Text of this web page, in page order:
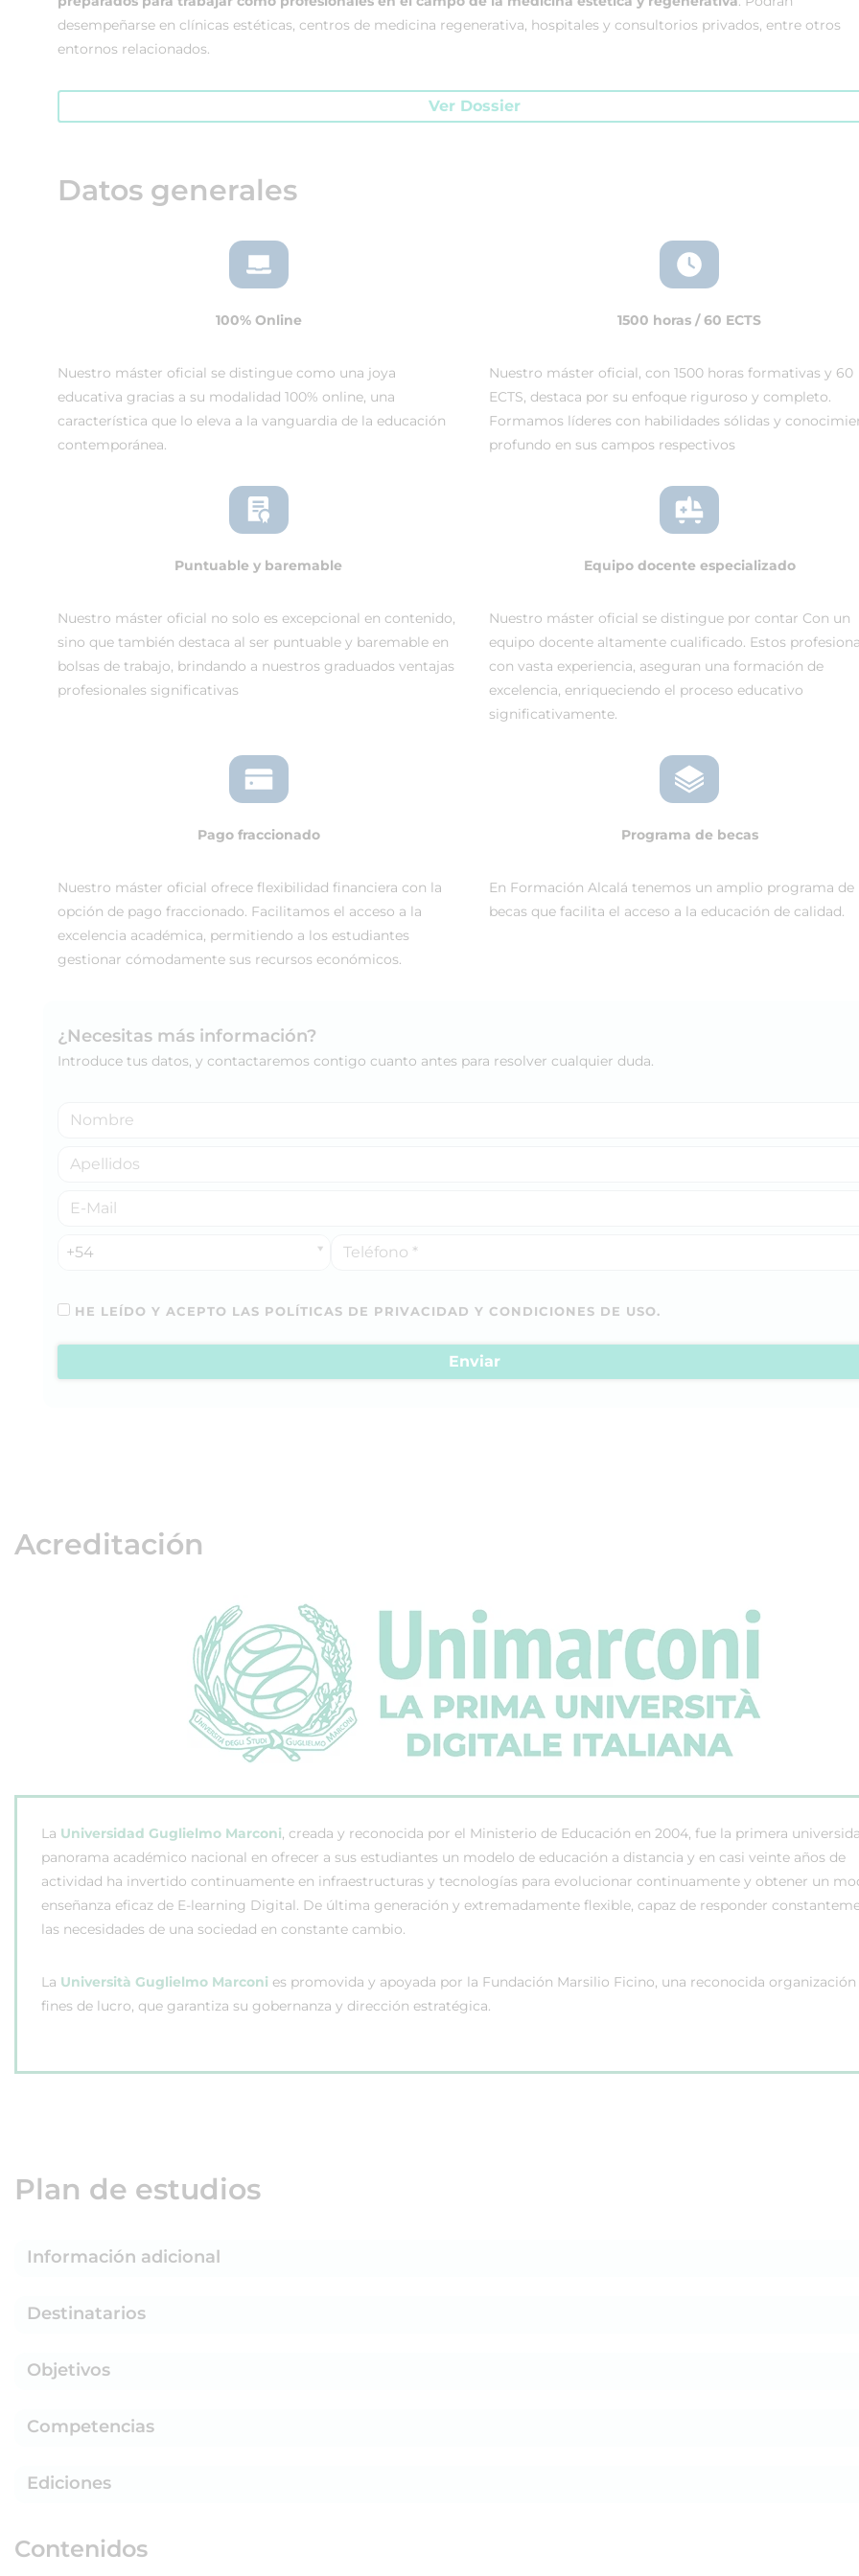
desempeñarse en clínicas estéticas, centros de medicina regenerativa, hospitales y consultorios privados, entre otros
entornos relacionados.
Ver Dossier
Datos generales
100% Online
Nuestro máster oficial se distingue como una joya
educativa gracias a su modalidad 100% online, una
característica que lo eleva a la vanguardia de la educación
contemporánea.
1500 horas / 60 ECTS
Nuestro máster oficial, con 1500 horas formativas y 60
ECTS, destaca por su enfoque riguroso y completo.
Formamos líderes con habilidades sólidas y
profundo en sus campos respectivos
Puntuable y baremable
Nuestro máster oficial no solo es excepcional en contenido,
sino que también destaca al ser puntuable y baremable en
bolsas de trabajo, brindando a nuestros graduados ventajas
profesionales significativas
Equipo docente especializado
Nuestro máster oficial se distingue por contar Con un
equipo docente altamente cualificado. Estos
con vasta experiencia, aseguran una formación de
excelencia, enriqueciendo el proceso educativo
significativamente.
Pago fraccionado
Nuestro máster oficial ofrece flexibilidad financiera con la
opción de pago fraccionado. Facilitamos el acceso a la
excelencia académica, permitiendo a los estudiantes
gestionar cómodamente sus recursos económicos.
Programa de becas
En Formación Alcalá tenemos un amplio programa de
becas que facilita el acceso a la educación de calidad.
¿Necesitas más información?
Introduce tus datos, y contactaremos contigo cuanto antes para resolver cualquier duda.
+54
HE LEÍDO Y ACEPTO LAS POLÍTICAS DE PRIVACIDAD Y CONDICIONES DE USO.
Acreditación
La Universidad Guglielmo Marconi, creada y reconocida por el Ministerio de Educación en 2004, fue la primera
panorama académico nacional en ofrecer a sus estudiantes un modelo de educación a distancia y en casi veinte años de
actividad ha invertido continuamente en infraestructuras y tecnologías para evolucionar continuamente y obtener un
enseñanza eficaz de E-learning Digital. De última generación y extremadamente flexible, capaz de responder
las necesidades de una sociedad en constante cambio.
La Università Guglielmo Marconi es promovida y apoyada por la Fundación Marsilio Ficino, una reconocida organización
fines de lucro, que garantiza su gobernanza y dirección estratégica.
Plan de estudios
Información adicional
Destinatarios
Objetivos
Competencias
Ediciones
Contenidos